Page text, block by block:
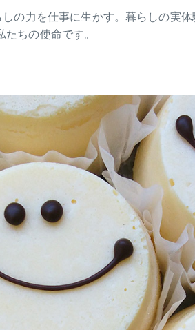
の力を仕事に生かす。暮らしの実
ちの使命です。